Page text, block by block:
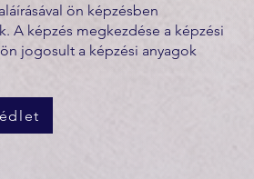
ön képzésben
A képzés megkezdése a képzési
jogosult a képzési anyagok